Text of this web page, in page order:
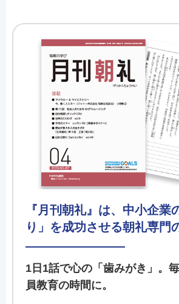
『月刊朝礼』は、中小企業
り」を成功させる朝礼専門
1日1話で心の「歯みがき」。
員教育の時間に。